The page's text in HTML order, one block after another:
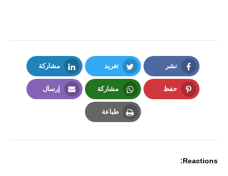
نشر
Facebook
تغريد
Twitter
مشاركة
LinkedIn
حفظ مشاركة
Whatsapp
إرسال
طباعة
Reactions: